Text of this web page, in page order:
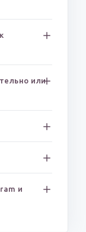
или
и